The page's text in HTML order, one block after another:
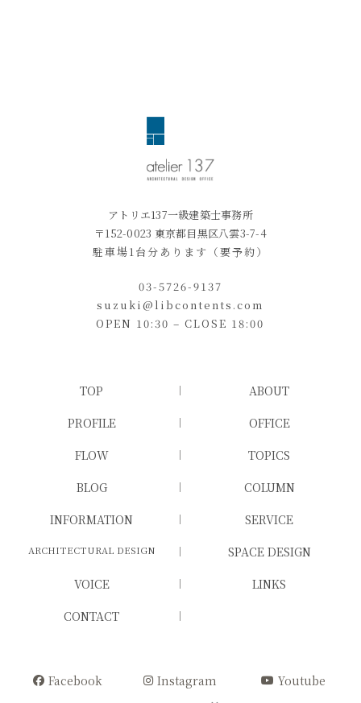
アトリエ137一級建築士事務所
〒152-0023 東京都目黒区八雲3-7-4
駐車場1台分あります（要予約）
03-5726-9137
suzuki@libcontents.com
OPEN 10:30 – CLOSE 18:00
TOP
ABOUT
PROFILE
OFFICE
FLOW
TOPICS
BLOG
COLUMN
INFORMATION
SERVICE
ARCHITECTURAL DESIGN
SPACE DESIGN
VOICE
LINKS
CONTACT
Facebook Instagram
Youtube